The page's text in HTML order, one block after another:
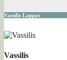
Vassilis Lappas
Vassilis